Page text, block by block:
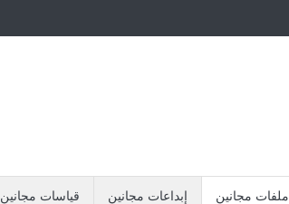
ملفات مجانين إبداعات مجانين قياسات مجانين